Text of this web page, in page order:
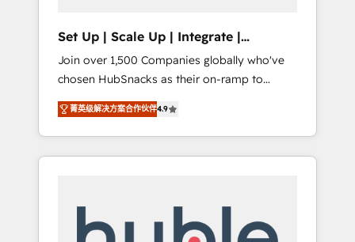
people, exciting ideas and can-do mentality,
we ensure revenue growth on a daily basis.
So tell us your challenge; our passionate and
growth driven team of 100+ experts is ready
for you! Driving digital growth |
www.brightdigital.com
Set Up | Scale Up | Integrate |
HubSnacks FlexPlan
Join over 1,500 Companies globally who've
chosen HubSnacks as their on-ramp to
HubSpot since 2014 Simple pay-as-you-go
plans that accelerate value... 1️⃣ Set Up |
Onboarding New or Check-fixing existing
HubSpot portals 2️⃣ Scale Up | 100% HubSpot
API Integration project... ⬅️ Click "Contact
菁英级解决方案合作伙伴4.9